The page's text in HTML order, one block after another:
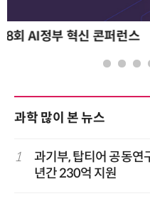
성과를 만드는 AI 에이전
과학 많이 본 뉴스
1
과기부, 탑티어 공동
년간 230억 지원